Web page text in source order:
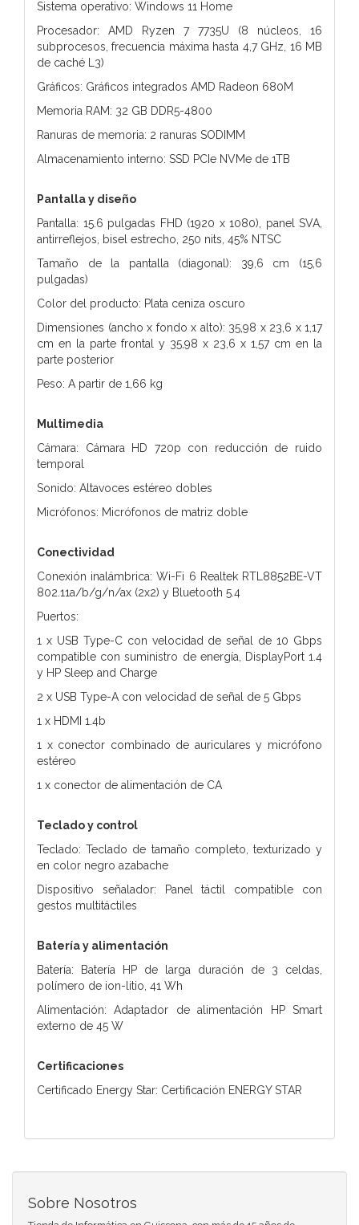
Sistema operativo: Windows 11 Home
Procesador: AMD Ryzen 7 7735U (8 núcleos, 16
subprocesos, frecuencia máxima hasta 4,7 GHz, 16 MB
de caché L3)
Gráficos: Gráficos integrados AMD Radeon 680M
Memoria RAM: 32 GB DDR5-4800
Ranuras de memoria: 2 ranuras SODIMM
Almacenamiento interno: SSD PCIe NVMe de 1TB
Pantalla y diseño
Pantalla: 15.6 pulgadas FHD (1920 x 1080), panel SVA,
antirreflejos, bisel estrecho, 250 nits, 45% NTSC
Tamaño de la pantalla (diagonal): 39,6 cm (15,6
pulgadas)
Color del producto: Plata ceniza oscuro
Dimensiones (ancho x fondo x alto): 35,98 x 23,6 x 1,17
cm en la parte frontal y 35,98 x 23,6 x 1,57 cm en la
parte posterior
Peso: A partir de 1,66 kg
Multimedia
Cámara: Cámara HD 720p con reducción de ruido
temporal
Sonido: Altavoces estéreo dobles
Micrófonos: Micrófonos de matriz doble
Conectividad
Conexión inalámbrica: Wi-Fi 6 Realtek RTL8852BE-VT
802.11a/b/g/n/ax (2x2) y Bluetooth 5.4
Puertos:
1 x USB Type-C con velocidad de señal de 10 Gbps
compatible con suministro de energía, DisplayPort 1.4
y HP Sleep and Charge
2 x USB Type-A con velocidad de señal de 5 Gbps
1 x HDMI 1.4b
1 x conector combinado de auriculares y micrófono
estéreo
1 x conector de alimentación de CA
Teclado y control
Teclado: Teclado de tamaño completo, texturizado y
en color negro azabache
Dispositivo señalador: Panel táctil compatible con
gestos multitáctiles
Batería y alimentación
Batería: Batería HP de larga duración de 3 celdas,
polímero de ion-litio, 41 Wh
Alimentación: Adaptador de alimentación HP Smart
externo de 45 W
Certificaciones
Certificado Energy Star: Certificación ENERGY STAR
Sobre Nosotros